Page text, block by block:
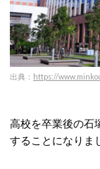
出典： https://
高校を卒業後の石
することになりま